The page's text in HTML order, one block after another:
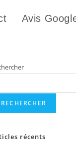
Avis
RECHERCHER
récents